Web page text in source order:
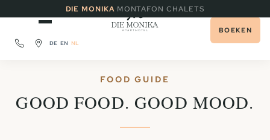
DIE MONIKA·MONTAFON CHALETS
DE EN NL
BOEKEN
FOOD GUIDE
GOOD FOOD. GOOD MOOD.